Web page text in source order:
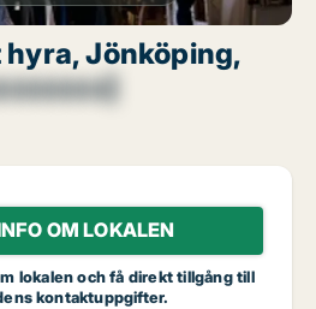
Jönköping,
OM LOKALEN
lokalen och få direkt tillgång till
kontaktuppgifter.